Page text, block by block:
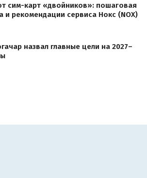
сим-карт «двойников»: пошаговая
и рекомендации сервиса Нокс (NOX)
назвал главные цели на 2027–